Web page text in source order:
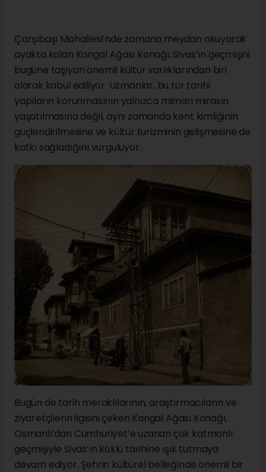
Çarşıbaşı Mahallesi’nde zamana meydan okuyarak
ayakta kalan Kangal Ağası Konağı, Sivas’ın geçmişini
bugüne taşıyan önemli kültür varlıklarından biri
olarak kabul ediliyor. Uzmanlar, bu tür tarihî
yapıların korunmasının yalnızca mimari mirasın
yaşatılmasına değil, aynı zamanda kent kimliğinin
güçlendirilmesine ve kültür turizminin gelişmesine de
katkı sağladığını vurguluyor.
Bugün de tarih meraklılarının, araştırmacıların ve
ziyaretçilerin ilgisini çeken Kangal Ağası Konağı,
Osmanlı’dan Cumhuriyet’e uzanan çok katmanlı
geçmişiyle Sivas’ın köklü tarihine ışık tutmaya
devam ediyor. Şehrin kültürel belleğinde önemli bir